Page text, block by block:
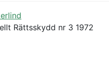
Rättsskydd nr 3 1972